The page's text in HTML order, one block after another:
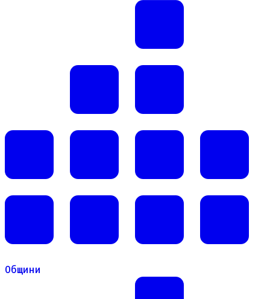
Карта на велосипедни алеи
Общини